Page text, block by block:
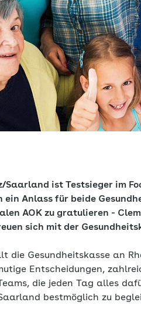
Saarland ist Testsieger im
ein Anlass für beide
AOK zu gratulieren -
sich mit der
die Gesundheitskasse an
Entscheidungen,
die jeden Tag alles
bestmöglich zu